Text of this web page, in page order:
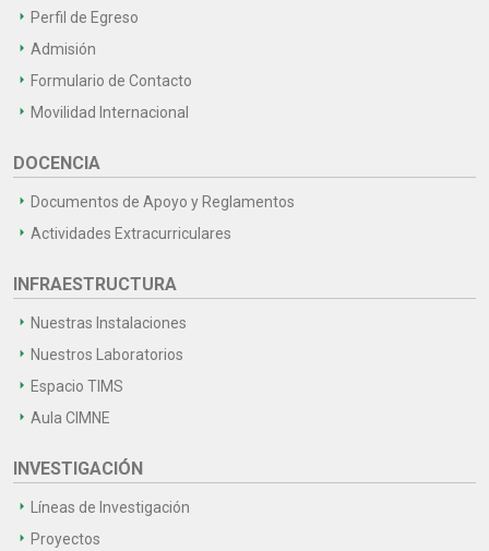
Perfil de Egreso
Admisión
Formulario de Contacto
Movilidad Internacional
DOCENCIA
Documentos de Apoyo y Reglamentos
Actividades Extracurriculares
INFRAESTRUCTURA
Nuestras Instalaciones
Nuestros Laboratorios
Espacio TIMS
Aula CIMNE
INVESTIGACIÓN
Líneas de Investigación
Proyectos